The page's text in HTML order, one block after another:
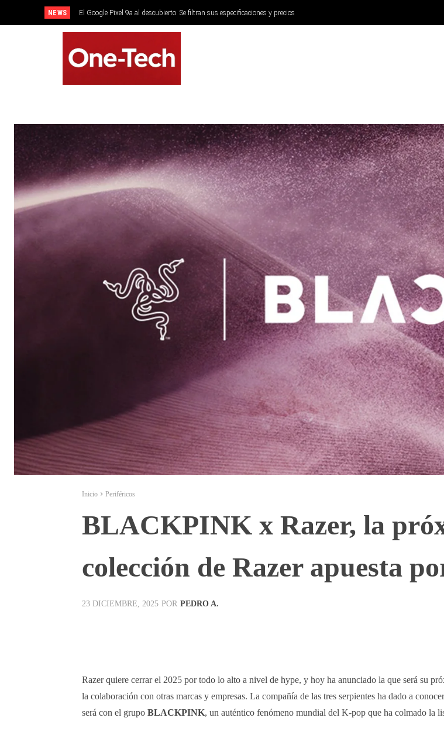
NEWS El Google Pixel 9a al descubierto. Se filtran sus especificaciones y precios
Inicio Periféricos
BLACKPINK x Razer, la
colección de Razer apuesta
23 DICIEMBRE, 2025 POR PEDRO A.
Razer quiere cerrar el 2025 por todo lo alto a nivel de hype, y hoy ha anunciado la que será su
la colaboración con otras marcas y empresas. La compañía de las tres serpientes ha dado a
será con el grupo BLACKPINK, un auténtico fenómeno mundial del K-pop que ha colmado la